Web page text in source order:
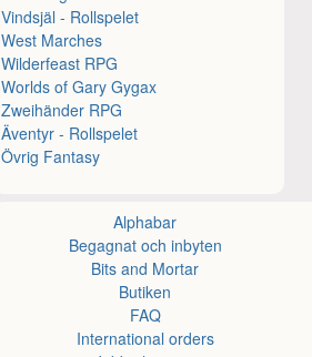
Vindsjäl - Rollspelet
West Marches
Wilderfeast RPG
Worlds of Gary Gygax
Zweihänder RPG
Äventyr - Rollspelet
Övrig Fantasy
Alphabar
Begagnat och inbyten
Bits and Mortar
Butiken
FAQ
International orders